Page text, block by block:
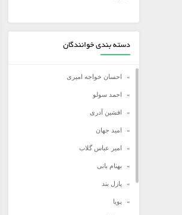
دسته بندی خوانندگان
احسان خواجه امیری
احمد سولو
افشین آدری
امید جهان
امیر عباس گلاب
بهنام بانی
پازل بند
پویا